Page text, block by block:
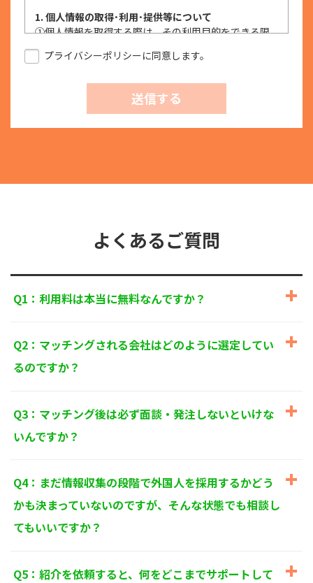
1. 個人情報の取得･利用･提供等について
①個人情報を取得する際は、その利用目的をできる限
て適法かつ公正な手段を用い、同意を得て取得しま
個人情報を利用する際は、本人に明示、通知、また
は公表した利用目的の範囲内に限定し、それに反す
2. 安全対策の実施について
構築し、個人情報への不正アクセス、個人情報の漏
洩、滅失または毀損等の的確な防止とセキュリティの
本人からの苦情および相談があった場合には、適切か
正、削除、または利用もしくは提供の停止等を求めら
れたときは、適法かつ遅滞なく応じます。
に関する法令、国が定める指針およびその他の規範を
TEL：0120-550-580
株式会社 アルフォース･ワン 個人情報保護担当
プライバシーポリシーに同意します。
送信する
よくあるご質問
Q1：利用料は本当に無料なんですか？
Q2：マッチングされる会社はどのように選定してい
るのですか？
Q3：マッチング後は必ず面談・発注しないといけな
いんですか？
Q4：まだ情報収集の段階で外国人を採用するかどう
かも決まっていないのですが、そんな状態でも相談し
てもいいですか？
Q5：紹介を依頼すると、何をどこまでサポートして